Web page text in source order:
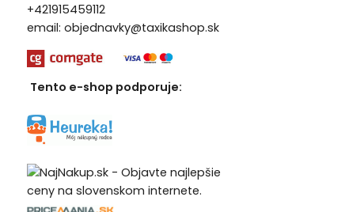
+421915459112
email: objednavky@taxikashop.sk
Tento e-shop podporuje: